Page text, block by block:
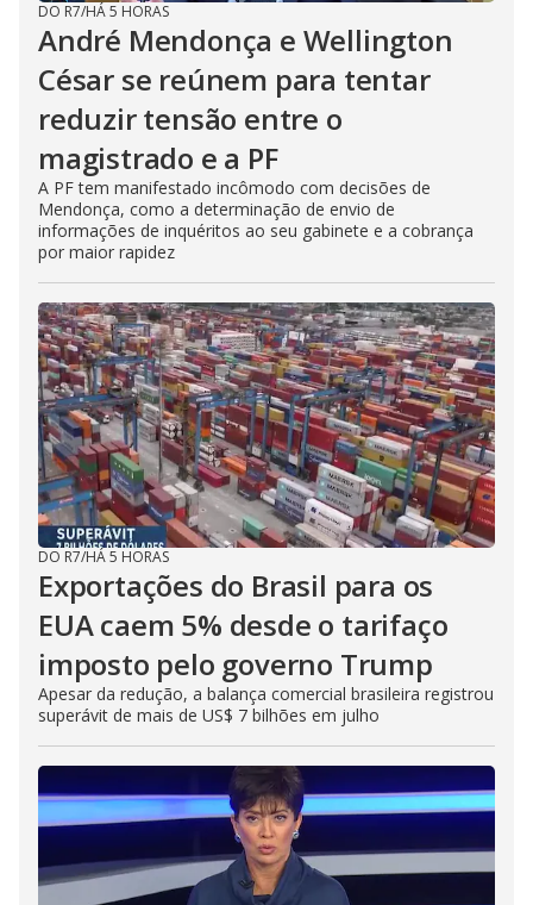
DO R7/HÁ 5 HORAS
André Mendonça e Wellington
César se reúnem para tentar
reduzir tensão entre o
magistrado e a PF
A PF tem manifestado incômodo com decisões de
Mendonça, como a determinação de envio de
informações de inquéritos ao seu gabinete e a cobrança
por maior rapidez
DO R7/HÁ 5 HORAS
Exportações do Brasil para os
EUA caem 5% desde o tarifaço
imposto pelo governo Trump
Apesar da redução, a balança comercial brasileira registrou
superávit de mais de US$ 7 bilhões em julho